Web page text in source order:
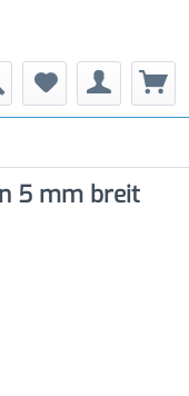
5 mm breit